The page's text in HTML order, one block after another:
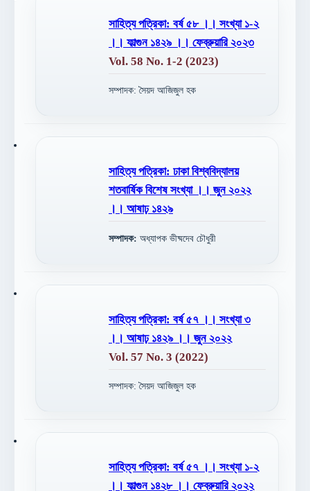
সাহিত্য পত্রিকা: বর্ষ ৫৮ ।। সংখ্যা ১-২
।। ফাল্গুন ১৪২৯ ।। ফেব্রুয়ারি ২০২৩
Vol. 58 No. 1-2 (2023)
সম্পাদক: সৈয়দ আজিজুল হক
সাহিত্য পত্রিকা: ঢাকা বিশ্ববিদ্যালয়
শতবার্ষিক বিশেষ সংখ্যা ।। জুন ২০২২
।। আষাঢ় ১৪২৯
সম্পাদক: অধ্যাপক ভীষ্মদেব চৌধুরী
সাহিত্য পত্রিকা: বর্ষ ৫৭ ।। সংখ্যা ৩
।। আষাঢ় ১৪২৯ ।। জুন ২০২২
Vol. 57 No. 3 (2022)
সম্পাদক: সৈয়দ আজিজুল হক
সাহিত্য পত্রিকা: বর্ষ ৫৭ ।। সংখ্যা ১-২
।। ফাল্গুন ১৪২৮ ।। ফেব্রুয়ারি ২০২২